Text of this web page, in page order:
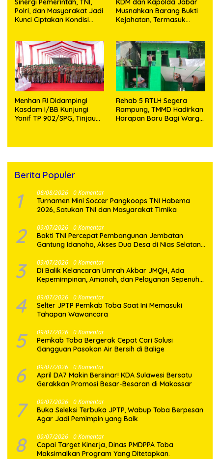
Sinergi Pemerintah, TNI,
Polri, dan Masyarakat Jadi
Kunci Ciptakan Kondisi
KDM dan Kapolda Jabar
Musnahkan Barang Bukti
Kejahatan, Termasuk
Menhan RI Didampingi
Kasdam I/BB Kunjungi
Yonif TP 902/SPG, Tinjau
Rehab 5 RTLH Segera
Rampung, TMMD Hadirkan
Harapan Baru Bagi Warga
Berita Populer
1 08/08/2026 0 Komentar
Turnamen Mini Soccer Pangkoops TNI Habema
2026, Satukan TNI dan Masyarakat Timika
2 09/07/2026 0 Komentar
Bakti TNI Percepat Pembangunan Jembatan
Gantung Idanoho, Akses Dua Desa di Nias Selatan
3 09/07/2026 0 Komentar
Di Balik Kelancaran Umrah Akbar JMQH, Ada
Kepemimpinan, Amanah, dan Pelayanan Sepenuh
4 09/07/2026 0 Komentar
Selter JPTP Pemkab Toba Saat Ini Memasuki
Tahapan Wawancara
5 09/07/2026 0 Komentar
Pemkab Toba Bergerak Cepat Cari Solusi
Gangguan Pasokan Air Bersih di Balige
6 09/07/2026 0 Komentar
April DA7 Makin Bersinar! KDA Sulawesi Bersatu
Gerakkan Promosi Besar-Besaran di Makassar
7 09/07/2026 0 Komentar
Buka Seleksi Terbuka JPTP, Wabup Toba Berpesan
Agar Jadi Pemimpin yang Baik
8 09/07/2026 0 Komentar
Capai Target Kinerja, Dinas PMDPPA Toba
Maksimalkan Program Yang Ditetapkan.